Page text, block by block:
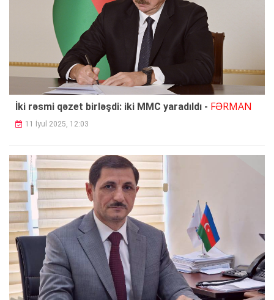
İki rəsmi qəzet birləşdi: iki MMC yaradıldı - FƏRMAN
11 İyul 2025, 12:03